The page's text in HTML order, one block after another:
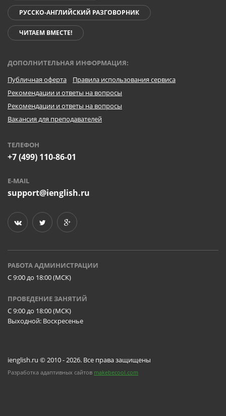
РУССКО-АНГЛИЙСКИЙ РАЗГОВОРНИК
ЧИТАЕМ ВМЕСТЕ!
ДОПОЛНИТЕЛЬНАЯ ИНФОРМАЦИЯ:
Публичная оферта
Правила использования сервиса
Рекомендации и ответы на вопросы
Рекомендации и ответы на вопросы
Вакансия для преподавателей
ТЕЛЕФОН
+7 (499) 110-86-01
E-MAIL
support@ienglish.ru
РАБОТА АДМИНИСТРАЦИИ
C 9:00 до 18:00 (МСК)
ПРОВЕДЕНИЕ ЗАНЯТИЙ
C 9:00 до 18:00 (МСК)
Выходной: Воскресенье
ienglish.ru © 2010 - 2026. Все права защищены
Разработка адаптивных сайтов makebecool.com